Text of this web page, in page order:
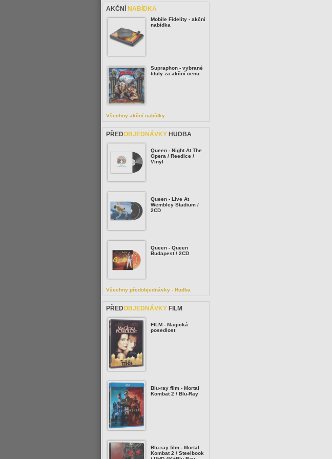
AKČNÍ NABÍDKA
Mobile Fidelity - akční
nabídka
Supraphon - vybrané
tituly za akční cenu
Všechny akční nabídky
PŘEDOBJEDNÁVKY HUDBA
Queen - Night At The
Opera / Reedice /
Vinyl
Queen - Live At
Wembley Stadium /
2CD
Queen - Queen
Budapest / 2CD
Všechny předobjednávky - Hudba
PŘEDOBJEDNÁVKY FILM
FILM - Magická
posedlost
Blu-ray film - Mortal
Kombat 2 / Blu-Ray
Blu-ray film - Mortal
Kombat 2 / Steelbook